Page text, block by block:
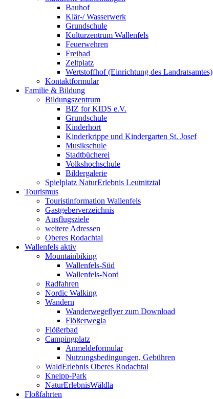
Bauhof
Klär-/ Wasserwerk
Grundschule
Kulturzentrum Wallenfels
Feuerwehren
Freibad
Zeltplatz
Wertstoffhof (Einrichtung des Landratsamtes)
Kontaktformular
Familie & Bildung
Bildungszentrum
BIZ for KIDS e.V.
Grundschule
Kinderhort
Kinderkrippe und Kindergarten St. Josef
Musikschule
Stadtbücherei
Volkshochschule
Bildergalerie
Spielplatz NaturErlebnis Leutnitztal
Tourismus
Touristinformation Wallenfels
Gastgeberverzeichnis
Ausflugsziele
weitere Adressen
Oberes Rodachtal
Wallenfels aktiv
Mountainbiking
Wallenfels-Süd
Wallenfels-Nord
Radfahren
Nordic Walking
Wandern
Wanderwegeflyer zum Download
Flößerwegla
Flößerbad
Campingplatz
Anmeldeformular
Nutzungsbedingungen, Gebühren
WaldErlebnis Oberes Rodachtal
Kneipp-Park
NaturErlebnisWäldla
Floßfahrten